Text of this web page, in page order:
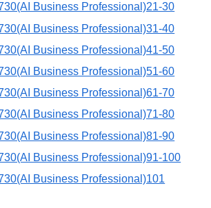
Business Professional)21-30
Business Professional)31-40
Business Professional)41-50
Business Professional)51-60
Business Professional)61-70
Business Professional)71-80
Business Professional)81-90
Business Professional)91-100
Business Professional)101